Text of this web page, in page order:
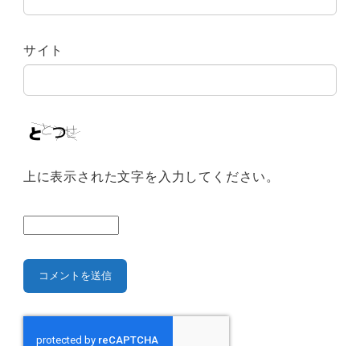
サイト
上に表示された文字を入力してください。